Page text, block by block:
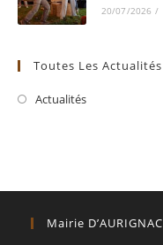
20/07/2026 /
Toutes Les Actualités
Actualités
Mairie D’AURIGNAC